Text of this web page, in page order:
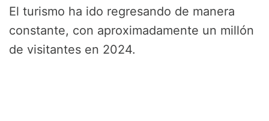
El turismo ha ido regresando de manera
constante, con aproximadamente un millón
de visitantes en 2024.